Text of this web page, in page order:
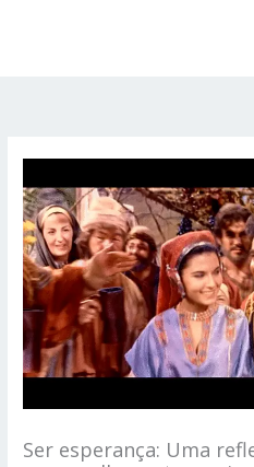
Ser esperança: Uma